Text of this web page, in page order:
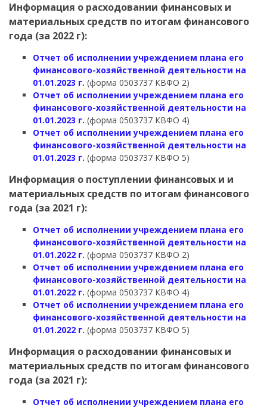
Информация о расходовании финансовых и
материальных средств по итогам финансового
года (за 2022 г):
Отчет об исполнении учреждением плана его
финансового-хозяйственной деятельности на
01.01.2023 г. (форма 0503737 КВФО 2)
Отчет об исполнении учреждением плана его
финансового-хозяйственной деятельности на
01.01.2023 г. (форма 0503737 КВФО 4)
Отчет об исполнении учреждением плана его
финансового-хозяйственной деятельности на
01.01.2023 г. (форма 0503737 КВФО 5)
Информация о поступлении финансовых и и
материальных средств по итогам финансового
года (за 2021 г):
Отчет об исполнении учреждением плана его
финансового-хозяйственной деятельности на
01.01.2022 г. (форма 0503737 КВФО 2)
Отчет об исполнении учреждением плана его
финансового-хозяйственной деятельности на
01.01.2022 г. (форма 0503737 КВФО 4)
Отчет об исполнении учреждением плана его
финансового-хозяйственной деятельности на
01.01.2022 г. (форма 0503737 КВФО 5)
Информация о расходовании финансовых и
материальных средств по итогам финансового
года (за 2021 г):
Отчет об исполнении учреждением плана его